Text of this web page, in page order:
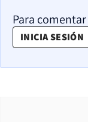
Para
INICIA SESIÓN